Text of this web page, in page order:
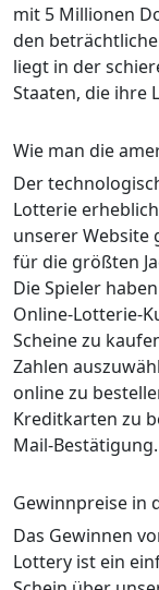
mit 5 Millionen
den
liegt in der
Staaten, die ihre
Wie man die
Der
Lotterie
unserer Website
für die größten
Die Spieler
Online-Lotterie-
Scheine zu
Zahlen
online zu
Kreditkarten zu
Mail-Bestätigung.
Gewinnpreise in
Das Gewinnen
Lottery ist ein